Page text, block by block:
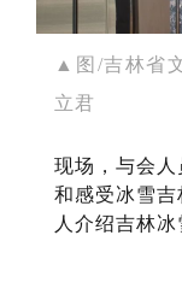
▲图/吉林省
立君
现场，与会
和感受冰雪
人介绍吉林冰